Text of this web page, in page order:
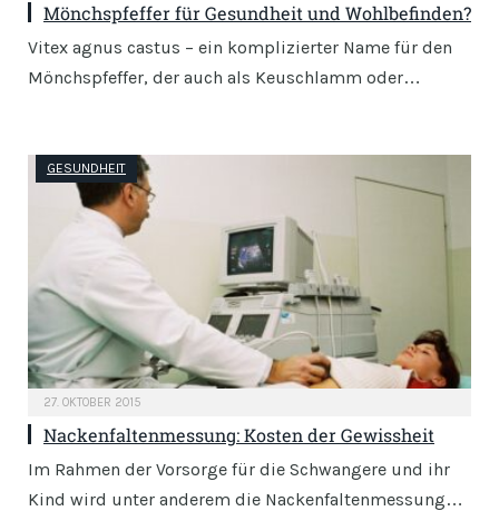
Mönchspfeffer für Gesundheit und Wohlbefinden?
Vitex agnus castus – ein komplizierter Name für den
Mönchspfeffer, der auch als Keuschlamm oder…
GESUNDHEIT
27. OKTOBER 2015
Nackenfaltenmessung: Kosten der Gewissheit
Im Rahmen der Vorsorge für die Schwangere und ihr
Kind wird unter anderem die Nackenfaltenmessung…